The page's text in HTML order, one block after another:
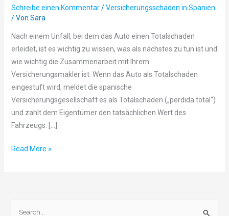
Schreibe einen Kommentar /Versicherungsschäden in Spanien
/ Von Sara
Nach einem Unfall, bei dem das Auto einen Totalschaden
erleidet, ist es wichtig zu wissen, was als nächstes zu tun ist und
wie wichtig die Zusammenarbeit mit Ihrem
Versicherungsmakler ist. Wenn das Auto als Totalschaden
eingestuft wird, meldet die spanische
Versicherungsgesellschaft es als Totalschaden („perdida total“)
und zahlt dem Eigentümer den tatsächlichen Wert des
Fahrzeugs. […]
bin
mit
der
Entschädigung
nicht
einverstanden.
Was
kann
ich
tun?
Read More »